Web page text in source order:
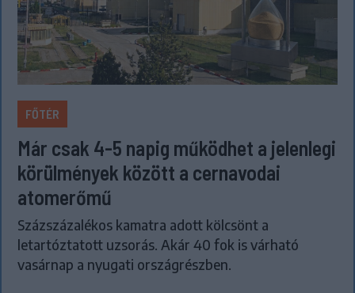
FŐTÉR
Már csak 4-5 napig működhet a jelenlegi
körülmények között a cernavodai
atomerőmű
Százszázalékos kamatra adott kölcsönt a
letartóztatott uzsorás. Akár 40 fok is várható
vasárnap a nyugati országrészben.